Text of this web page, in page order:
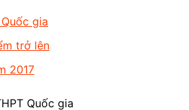
gia
trở lên
2017